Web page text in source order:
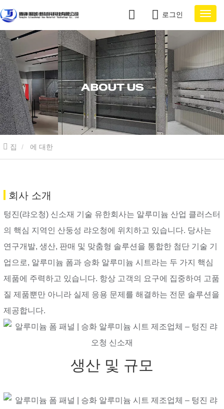
로그인
집 에 대한
회사 소개
텅진(랴오청) 신소재 기술 유한회사는 알루미늄 산업 클러스터
의 핵심 지역인 산둥성 랴오청에 위치하고 있습니다. 당사는
연구개발, 생산, 판매 및 맞춤형 솔루션을 통합한 첨단 기술 기
업으로, 알루미늄 폼과 승화 알루미늄 시트라는 두 가지 핵심
제품에 주력하고 있습니다. 항상 고객의 요구에 집중하여 고품
질 제품뿐만 아니라 실제 응용 문제를 해결하는 전문 솔루션을
제공합니다.
생산 및 규모